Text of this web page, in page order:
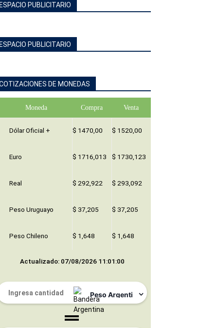
ESPACIO PUBLICITARIO
ESPACIO PUBLICITARIO
DE MONEDAS
Moneda Compra Venta
Dólar Oficial + $ 1470,00 $ 1520,00
Euro $ 1716,013 $ 1730,123
Real $ 292,922 $ 293,092
Peso Uruguayo $ 37,205 $ 37,205
Peso Chileno $ 1,648 $ 1,648
Actualizado: 07/08/2026 11:01:00